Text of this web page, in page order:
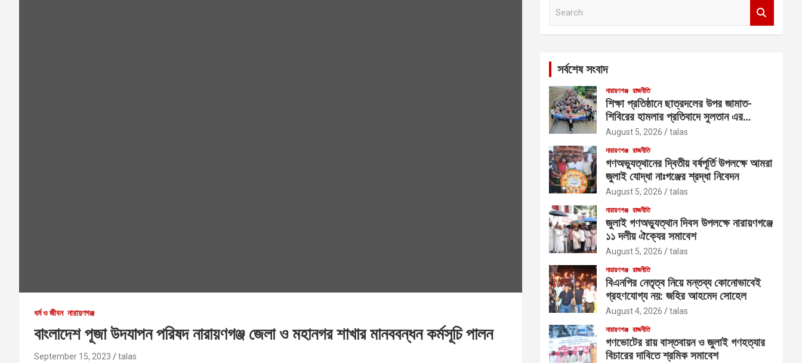
ধর্ম ও জীবন নারায়ণগঞ্জ
বাংলাদেশ পূজা উদযাপন পরিষদ নারায়ণগঞ্জ জেলা ও মহানগর শাখার মানববন্ধন কর্মসূচি পালন
September 15, 2023 talas
সর্বশেষ সংবাদ
নারায়ণগঞ্জ রাজনীতি
শিক্ষা প্রতিষ্ঠানে ছাত্রদলের উপর জামাত-
শিবিরের হামলার প্রতিবাদে সুলতান এর
নেতৃত্বে বিক্ষোভ
August 5, 2026 talas
নারায়ণগঞ্জ রাজনীতি
গণঅভ্যুত্থানের দ্বিতীয় বর্ষপূর্তি উপলক্ষে আমরা
জুলাই যোদ্ধা নাঃগঞ্জের শ্রদ্ধা নিবেদন
August 5, 2026 talas
নারায়ণগঞ্জ রাজনীতি
জুলাই গণঅভ্যুত্থান দিবস উপলক্ষে নারায়ণগঞ্জে
১১ দলীয় ঐক্যের সমাবেশ
August 5, 2026 talas
নারায়ণগঞ্জ রাজনীতি
বিএনপির নেতৃত্ব নিয়ে মন্তব্য কোনোভাবেই
গ্রহণযোগ্য নয়: জহির আহমেদ সোহেল
August 4, 2026 talas
নারায়ণগঞ্জ রাজনীতি
গণভোটের রায় বাস্তবায়ন ও জুলাই গণহত্যার
বিচারের দাবিতে শ্রমিক সমাবেশ